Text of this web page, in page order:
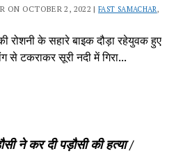
ON OCTOBER 2, 2022 | FAST SAMACHAR
रोशनी के सहारे बाइक दौड़ा रहेयुवक हुए
से टकराकर सूरी नदी में गिरा...
ने कर दी पड़ौसी की हत्या /